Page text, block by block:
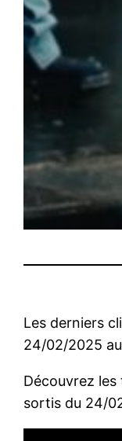
Les derniers
24/02/2025
Découvrez
sortis du 24/